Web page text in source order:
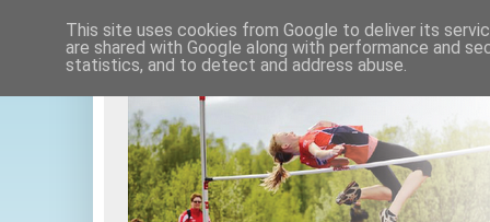
This site uses cookies from Google to deliver its
are shared with Google along with performance and
statistics, and to detect and address abuse.